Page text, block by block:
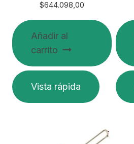
$644.098,00
Añadir al
carrito
Vista rápida